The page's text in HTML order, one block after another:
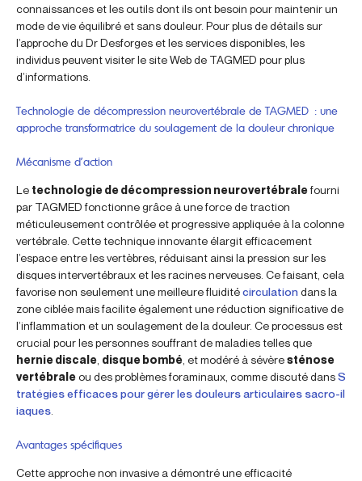
connaissances et les outils dont ils ont besoin pour maintenir un
mode de vie équilibré et sans douleur. Pour plus de détails sur
l’approche du Dr Desforges et les services disponibles, les
individus peuvent visiter le site Web de TAGMED pour plus
d’informations.
Technologie de décompression neurovertébrale de TAGMED : une
approche transformatrice du soulagement de la douleur chronique
Mécanisme d’action
Le technologie de décompression neurovertébralefourni
par TAGMED fonctionne grâce à une force de traction
méticuleusement contrôlée et progressive appliquée à la colonne
vertébrale. Cette technique innovante élargit efficacement
l’espace entre les vertèbres, réduisant ainsi la pression sur les
disques intervertébraux et les racines nerveuses. Ce faisant, cela
favorise non seulement une meilleure fluiditécirculationdans la
zone ciblée mais facilite également une réduction significative de
l’inflammation et un soulagement de la douleur. Ce processus est
crucial pour les personnes souffrant de maladies telles que
hernie discale disque bombé , et modéré à sévèresténose
vertébraleou des problèmes foraminaux, comme discuté dansS
tratégies efficaces pour gérer les douleurs articulaires sacro-il
iaques
Avantages spécifiques
Cette approche non invasive a démontré une efficacité